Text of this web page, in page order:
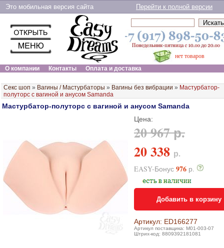
Это мобильная версия сайта Перейти к полной версии
нет товаров
О компании
Контакты Оплата и доставка
Секс шоп » Вагины / Мастурбаторы » Вагины без вибрации » Мастурбатор-
полуторс с вагиной и анусом Samanda
Мастурбатор-полуторс с вагиной и анусом Samanda
Цена:
20 967 р.
20 338 р.
EASY-Бонус 976 р.
Добавить в корзину
Артикул: ED166277
Артикул поставщика: M01-003-07
Штрих-код: 8809392181081